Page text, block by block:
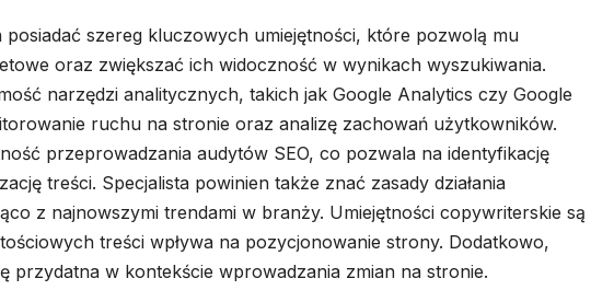
posiadać szereg kluczowych umiejętności, które pozwolą mu
oraz zwiększać ich widoczność w wynikach wyszukiwania.
narzędzi analitycznych, takich jak Google Analytics czy Google
ruchu na stronie oraz analizę zachowań użytkowników.
przeprowadzania audytów SEO, co pozwala na identyfikację
treści. Specjalista powinien także znać zasady działania
z najnowszymi trendami w branży. Umiejętności copywriterskie są
treści wpływa na pozycjonowanie strony. Dodatkowo,
przydatna w kontekście wprowadzania zmian na stronie.